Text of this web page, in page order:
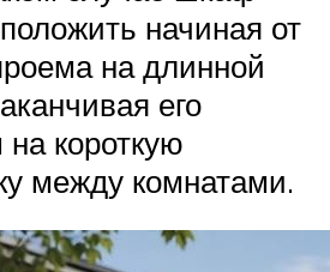
начиная от
на длинной
его
короткую
между комнатами.